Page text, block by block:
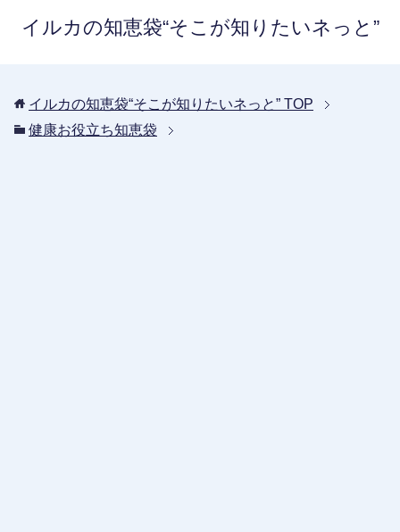
イルカの知恵袋“そこが知りたいネっと”
イルカの知恵袋“そこが知りたいネっと” TOP
健康お役立ち知恵袋